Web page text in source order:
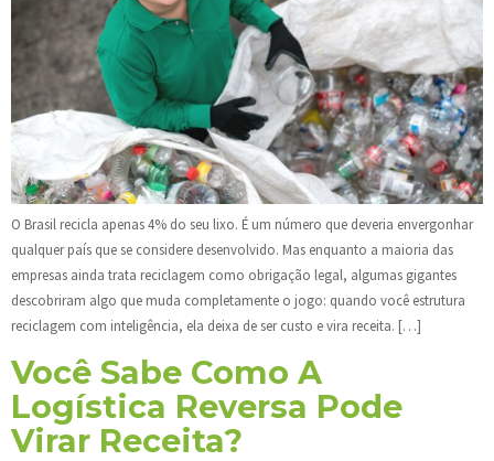
O Brasil recicla apenas 4% do seu lixo. É um número que deveria envergonhar
qualquer país que se considere desenvolvido. Mas enquanto a maioria das
empresas ainda trata reciclagem como obrigação legal, algumas gigantes
descobriram algo que muda completamente o jogo: quando você estrutura
reciclagem com inteligência, ela deixa de ser custo e vira receita. […]
Você Sabe Como A
Logística Reversa Pode
Virar Receita?